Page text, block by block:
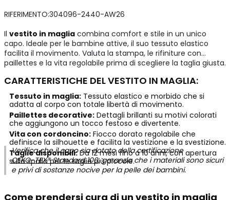
RIFERIMENTO:304096-2440-AW26
Il vestito in magliacombina comfort e stile in un unico
capo. Ideale per le bambine attive, il suo tessuto elastico
facilita il movimento. Valuta la stampa, le rifiniture con
paillettes e la vita regolabile prima di scegliere la taglia giusta.
CARATTERISTICHE DEL VESTITO IN MAGLIA:
Tessuto in maglia:Tessuto elastico e morbido che si
adatta al corpo con totale libertà di movimento.
Paillettes decorative:Dettagli brillanti su motivi colorati
che aggiungono un tocco festoso e divertente.
Vita con cordoncino:Fiocco dorato regolabile che
definisce la silhouette e facilita la vestizione e la svestizione.
Taglie disponibili:Da 12 mesi fino a 10 anni, con apertura
sulla spalla per le taglie più piccole.
Verifica che il capo sia dotato della certificazione
OEKO-TEX® Standard 100, garanzia che i materiali sono sicuri
e privi di sostanze nocive per la pelle dei bambini.
Come prendersi cura di un vestito in maglia